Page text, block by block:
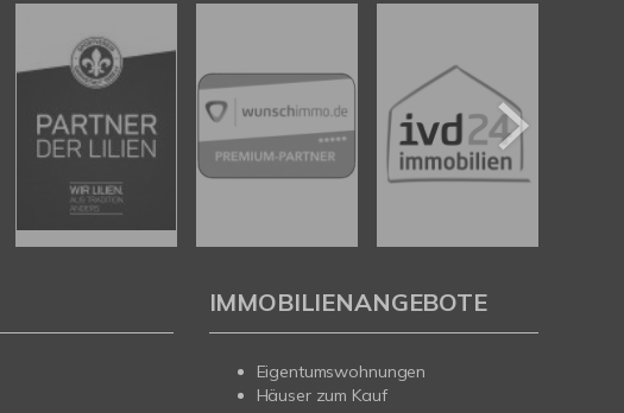
IMMOBILIENANGEBOTE
Eigentumswohnungen
Häuser zum Kauf